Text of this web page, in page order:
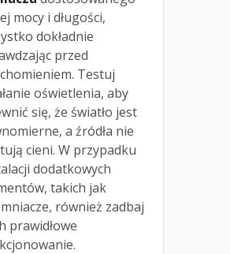
mocy i długości,
dokładnie
przed
Testuj
oświetlenia, aby
się, że światło jest
a źródła nie
cieni. W przypadku
dodatkowych
takich jak
również zadbaj
prawidłowe